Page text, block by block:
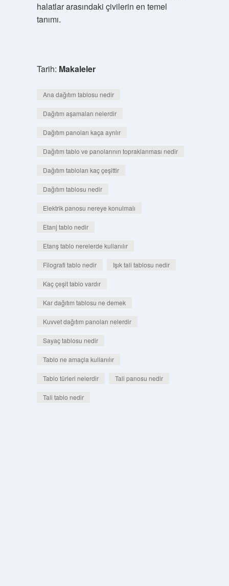
halatlar arasındaki çivilerin en temel
tanımı.
Tarih: Makaleler
Ana dağıtım tablosu nedir
Dağıtım aşamaları nelerdir
Dağıtım panoları kaça ayrılır
Dağıtım tablo ve panolarının topraklanması nedir
Dağıtım tabloları kaç çeşittir
Dağıtım tablosu nedir
Elektrik panosu nereye konulmalı
Etanj tablo nedir
Etanş tablo nerelerde kullanılır
Filografi tablo nedir Işık tali tablosu nedir
Kaç çeşit tablo vardır
Kar dağıtım tablosu ne demek
Kuvvet dağıtım panoları nelerdir
Sayaç tablosu nedir
Tablo ne amaçla kullanılır
Tablo türleri nelerdir Tali panosu nedir
Tali tablo nedir